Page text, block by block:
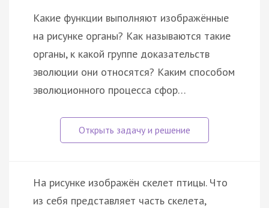
Какие функции выполняют изображённые
на рисунке органы? Как называются такие
органы, к какой группе доказательств
эволюции они относятся? Каким способом
эволюционного процесса сфор…
На рисунке изображён скелет птицы. Что
из себя представляет часть скелета,